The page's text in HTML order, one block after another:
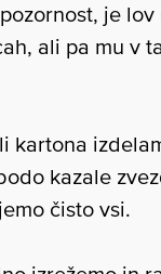
je
ali pa mu v
kartona
kazale
čisto vsi.